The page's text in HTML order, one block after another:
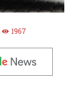
1967